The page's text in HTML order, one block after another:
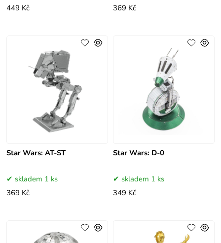
449 Kč
369 Kč
Star Wars: AT-ST
skladem 1 ks
369 Kč
Star Wars: D-0
skladem 1 ks
349 Kč